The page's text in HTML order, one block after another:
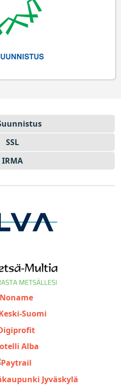
SSL
IRMA